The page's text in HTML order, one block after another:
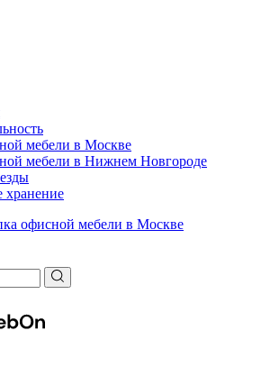
мебели в Москве
мебели в Нижнем Новгороде
хранение
офисной мебели в Москве